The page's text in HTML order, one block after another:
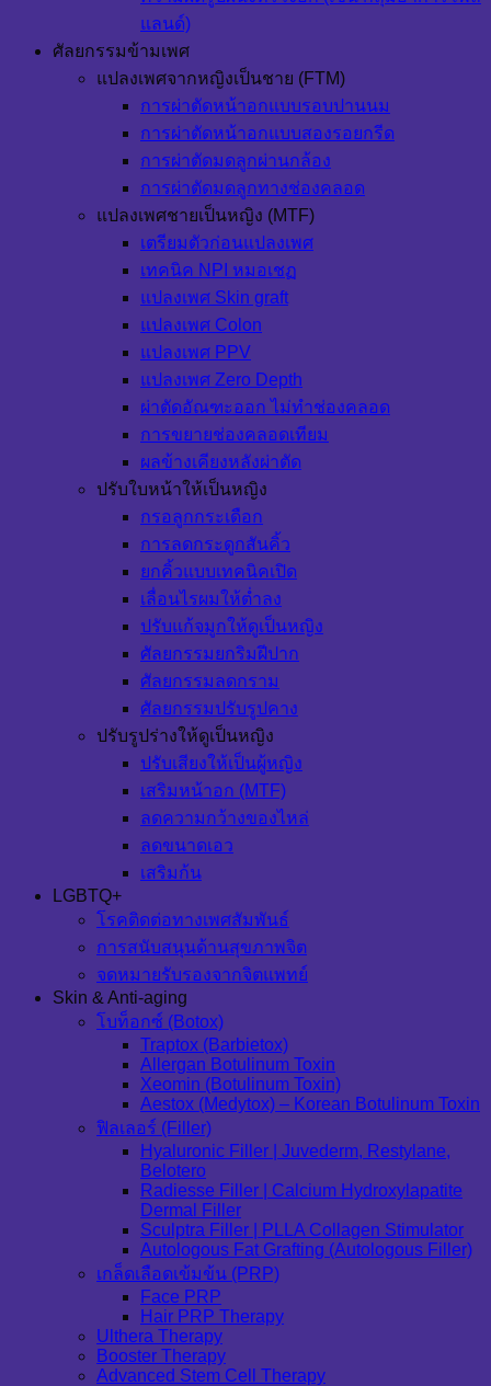
แลนด์)
ศัลยกรรมข้ามเพศ
แปลงเพศจากหญิงเป็นชาย (FTM)
การผ่าตัดหน้าอกแบบรอบปานนม
การผ่าตัดหน้าอกแบบสองรอยกรีด
การผ่าตัดมดลูกผ่านกล้อง
การผ่าตัดมดลูกทางช่องคลอด
แปลงเพศชายเป็นหญิง (MTF)
เตรียมตัวก่อนแปลงเพศ
เทคนิค NPI หมอเชฏ
แปลงเพศ Skin graft
แปลงเพศ Colon
แปลงเพศ PPV
แปลงเพศ Zero Depth
ผ่าตัดอัณฑะออก ไม่ทำช่องคลอด
การขยายช่องคลอดเทียม
ผลข้างเคียงหลังผ่าตัด
ปรับใบหน้าให้เป็นหญิง
กรอลูกกระเดือก
การลดกระดูกสันคิ้ว
ยกคิ้วแบบเทคนิคเปิด
เลื่อนไรผมให้ต่ำลง
ปรับแก้จมูกให้ดูเป็นหญิง
ศัลยกรรมยกริมฝีปาก
ศัลยกรรมลดกราม
ศัลยกรรมปรับรูปคาง
ปรับรูปร่างให้ดูเป็นหญิง
ปรับเสียงให้เป็นผู้หญิง
เสริมหน้าอก (MTF)
ลดความกว้างของไหล่
ลดขนาดเอว
เสริมก้น
LGBTQ+
โรคติดต่อทางเพศสัมพันธ์
การสนับสนุนด้านสุขภาพจิต
จดหมายรับรองจากจิตแพทย์
Skin & Anti-aging
โบท็อกซ์ (Botox)
Traptox (Barbietox)
Allergan Botulinum Toxin
Xeomin (Botulinum Toxin)
Aestox (Medytox) – Korean Botulinum Toxin
ฟิลเลอร์ (Filler)
Hyaluronic Filler | Juvederm, Restylane,
Belotero
Radiesse Filler | Calcium Hydroxylapatite
Dermal Filler
Sculptra Filler | PLLA Collagen Stimulator
Autologous Fat Grafting (Autologous Filler)
เกล็ดเลือดเข้มข้น (PRP)
Face PRP
Hair PRP Therapy
Ulthera Therapy
Booster Therapy
Advanced Stem Cell Therapy